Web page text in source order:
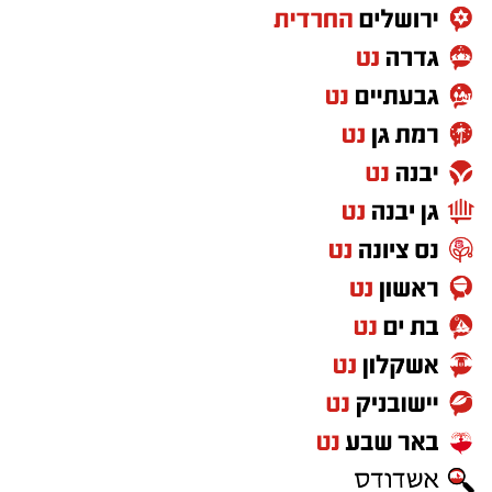
הצטרפו לקבוצת החדשות השקטה של רמת גן נט ב-
WhatsApp כל החדשות לחצו כאן
המפלגה.
בונצל, שהפך מאז נפילת בנו לאחד הקולות
הבולטים בקרב חלק מהמשפחות השכולות ומרבה
להשתתף בדיונים ציבוריים ובדיוני הכנסת, הביע
בסרטון התנגדות נחרצת למהלך. לדבריו, האפשרות
שאיש ציבור יהודי ישתלב ברשימת רע"ם היא